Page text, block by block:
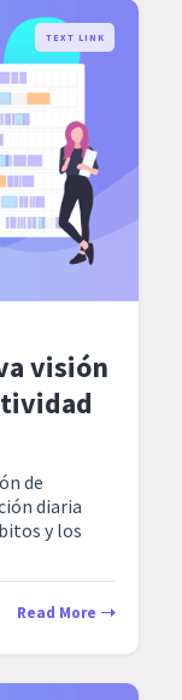
TEXT LINK
visión
de
diaria
y los
Read More